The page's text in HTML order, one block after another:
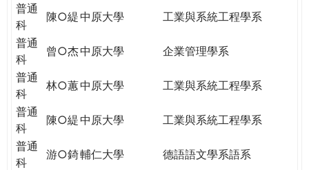
普通
科
陳○緹中原大學
工業與系統工程學系
普通
科
曾○杰中原大學
企業管理學系
普通
科
林○蕙中原大學
工業與系統工程學系
普通
科
陳○緹中原大學
工業與系統工程學系
普通
科
游○錡輔仁大學
德語語文學系語系